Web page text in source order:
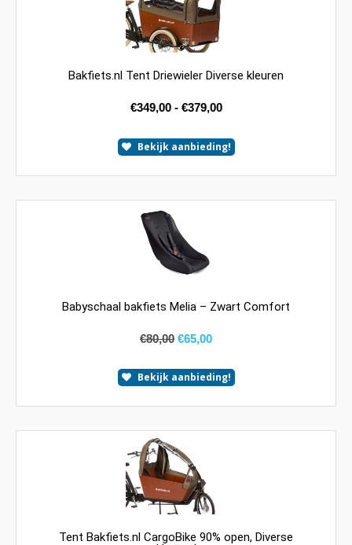
Bakfiets.nl Tent Driewieler Diverse kleuren
€349,00 - €379,00
Bekijk aanbieding!
Babyschaal bakfiets Melia – Zwart Comfort
€80,00 €65,00
Bekijk aanbieding!
Tent Bakfiets.nl CargoBike 90% open, Diverse